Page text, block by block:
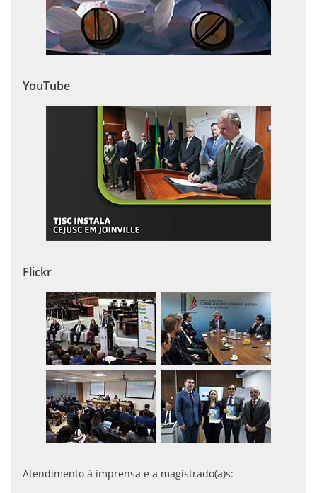
YouTube
Flickr
Atendimento à imprensa e a magistrado(a)s: